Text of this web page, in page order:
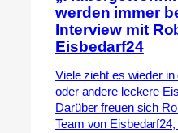
werden immer
Interview mit
Eisbedarf24
Viele zieht es wieder
oder andere leckere
Darüber freuen sich
Team von